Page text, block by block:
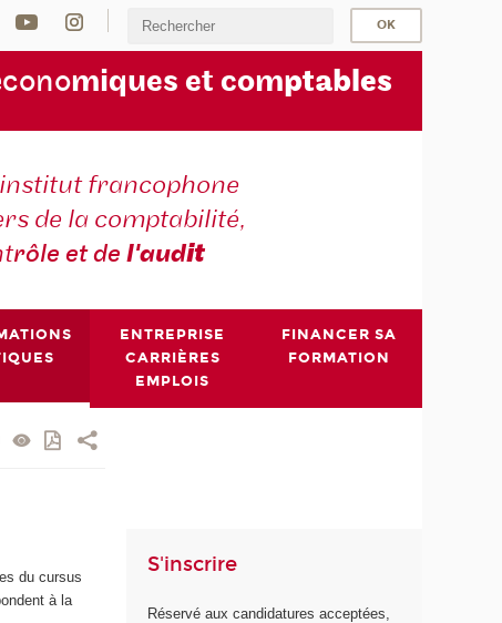
miques et comptables
francophone
de la comptabilité,
rôle et del'audit
ENTREPRISE
CARRIÈRES
EMPLOIS
FINANCER SA
FORMATION
du cursus
à la
S'inscrire
Réservé aux candidatures acceptées,